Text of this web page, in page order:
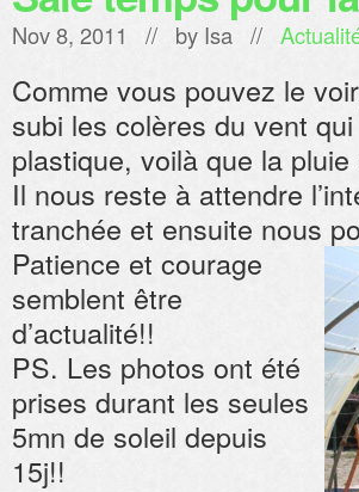
Nov 8, 2011 // by Isa //
Comme vous pouvez le
subi les colères du vent
plastique, voilà que la
Il nous reste à attendre
tranchée et ensuite nous
Patience et courage
semblent être
d’actualité!!
PS. Les photos ont été
prises durant les seules
5mn de soleil depuis
15j!!